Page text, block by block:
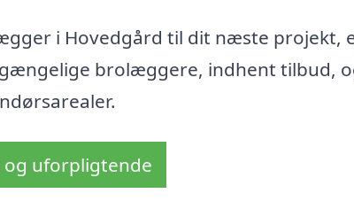
i Hovedgård til dit næste projekt,
brolæggere, indhent tilbud,
uforpligtende